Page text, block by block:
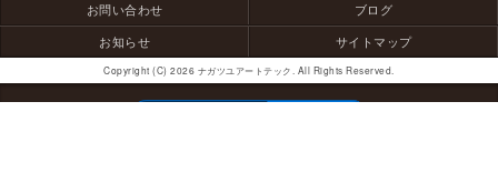
お問い合わせ
ブログ
お知らせ
サイトマップ
Copyright (C) 2026 ナガツユアートテック. All Rights Reserved.